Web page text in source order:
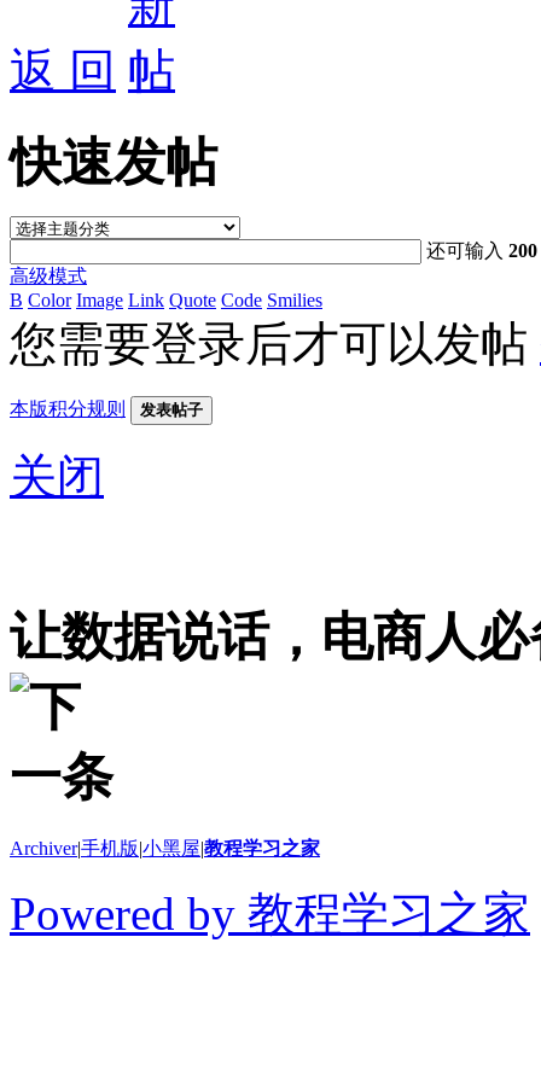
返 回
快速发帖
还可输入200
高级模式
B Color Image Link Quote Code Smilies
您需要登录后才可以发帖
本版积分规则 发表帖子
关闭
让数据说话，电商人
Archiver|手机版|小黑屋|教程学习之家
Powered by 教程学习之家